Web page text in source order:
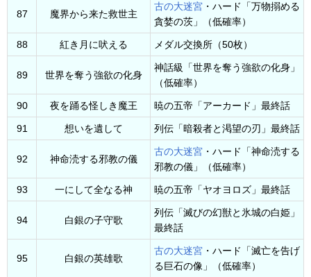
87 魔界から来た救世主
古の大迷宮 ・ハード「万物搦める
貪婪の茨」（低確率）
88 紅き月に吠える メダル交換所（50枚）
89 世界を奪う強欲の化身
神話級「世界を奪う強欲の化身」
（低確率）
90 夜を踊る怪しき魔王 暁の五帝「アーカード」最終話
91 想いを遺して 列伝「暗殺者と渇望の刃」最終話
92 神命涜する邪教の儀
古の大迷宮 ・ハード「神命涜する
邪教の儀」（低確率）
93 一にして全なる神 暁の五帝「ヤオヨロズ」最終話
94 白銀の子守歌
列伝「滅びの幻獣と氷城の白姫」
最終話
95 白銀の英雄歌
古の大迷宮 ・ハード「滅亡を告げ
る巨石の像」（低確率）